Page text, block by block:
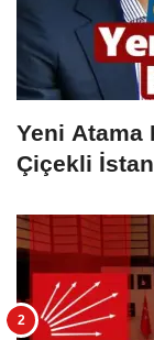
Yeni Atama
Çiçekli